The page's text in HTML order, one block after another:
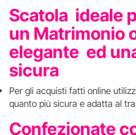
Scatola ideale
un Matrimonio
elegante ed
sicura
Per gli acquisti fatti online
quanto più sicura e adatta al
Confezionate